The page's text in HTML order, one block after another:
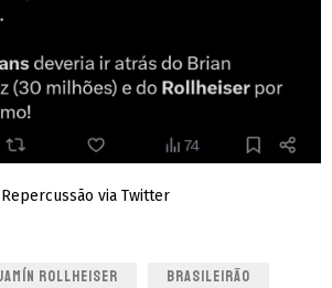
Repercussão via Twitter
ROLLHEISER BRASILEIRÃO